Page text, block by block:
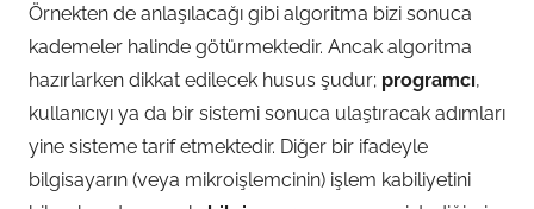
Örnekten de anlaşılacağı gibi algoritma bizi sonuca
kademeler halinde götürmektedir. Ancak algoritma
hazırlarken dikkat edilecek husus şudur; programcı,
kullanıcıyı ya da bir sistemi sonuca ulaştıracak adımları
yine sisteme tarif etmektedir. Diğer bir ifadeyle
bilgisayarın (veya mikroişlemcinin) işlem kabiliyetini